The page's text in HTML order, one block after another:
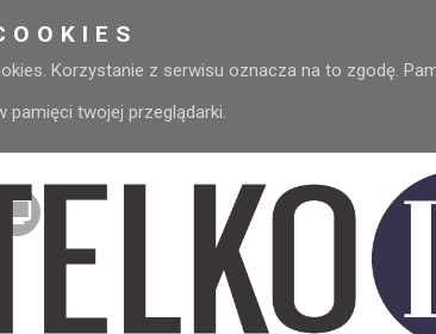
Korzystanie z serwisu oznacza na to zgodę.
pamięci twojej przeglądarki.